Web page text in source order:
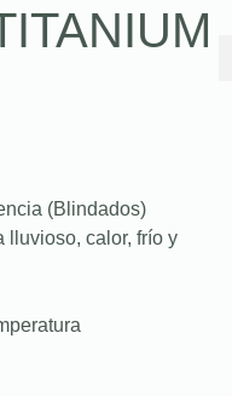
(Blindados)
lluvioso, calor, frío y